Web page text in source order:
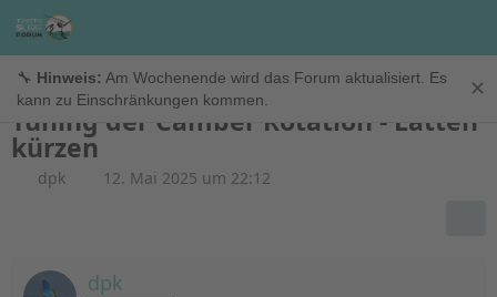
🔧 Hinweis: Am Wochenende wird das Forum aktualisiert. Es
kann zu Einschränkungen kommen.
✕
Windfoil
Tuning der Camber Rotation - Latten
kürzen
dpk 12. Mai 2025 um 22:12
dpk